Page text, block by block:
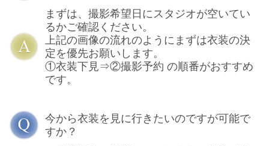
まずは、撮影希望日にスタジオが空いてい
るかご確認ください。
上記の画像の流れのようにまずは衣装の決
定を優先お願いします。
①衣装下見⇒②撮影予約 の順番がおすすめ
です。
今から衣装を見に行きたいのですが可能で
すか？